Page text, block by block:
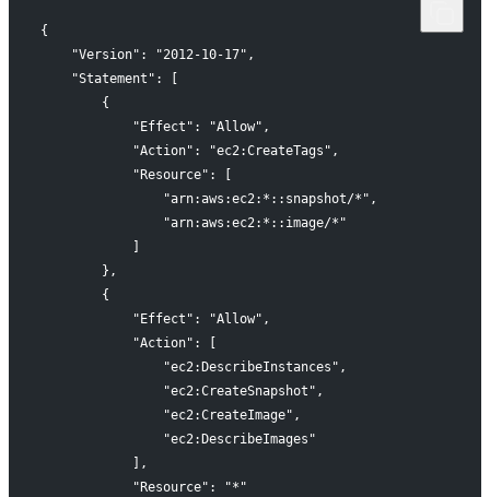
{
    "Version": "2012-10-17",
    "Statement": [
        {
            "Effect": "Allow",
            "Action": "ec2:CreateTags",
            "Resource": [
                "arn:aws:ec2:*::snapshot/*",
                "arn:aws:ec2:*::image/*"
        },
        {
            "Effect": "Allow",
            "Action": [
                "ec2:DescribeInstances",
                "ec2:CreateSnapshot",
                "ec2:CreateImage",
                "ec2:DescribeImages"
            ],
            "Resource": "*"